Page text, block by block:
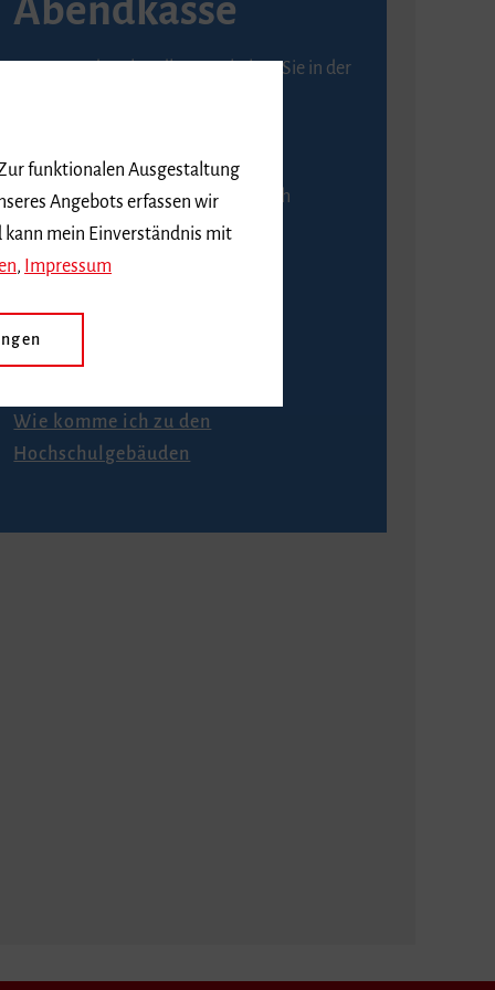
Abendkasse
Karten an der Abendkasse erhalten Sie in der
An der Abendkasse ist ausschließlich
Barzahlung möglich.
Anfahrt
Wie komme ich zu den
Hochschulgebäuden
funktionalen Ausgestaltung
Angebots erfassen wir
kann mein Einverständnis mit
, Impressum